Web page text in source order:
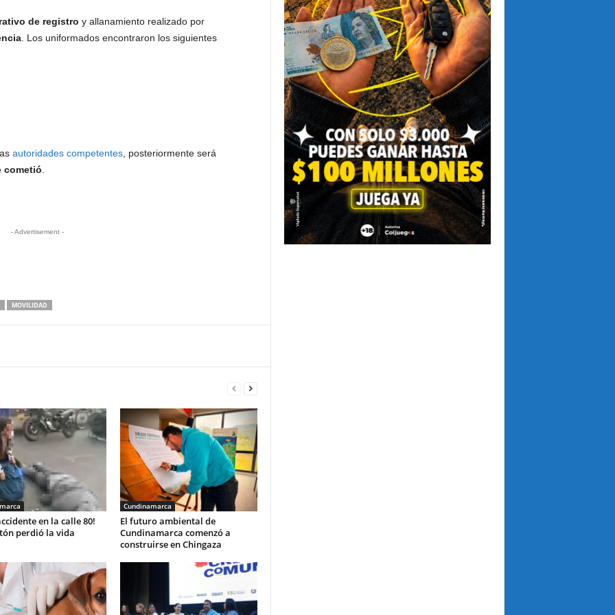
de registro y allanamiento realizado por
. Los uniformados encontraron los siguientes
autoridades competentes, posteriormente será
cometió
- Advertisement -
MOVILIDAD
en la calle 80!
perdió la vida
Cundinamarca
El futuro ambiental de
Cundinamarca comenzó a
construirse en Chingaza